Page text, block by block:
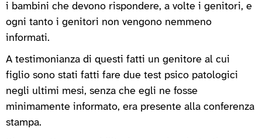
i bambini che devono rispondere, a volte i genitori, e
ogni tanto i genitori non vengono nemmeno
informati.
A testimonianza di questi fatti un genitore al cui
figlio sono stati fatti fare due test psico patologici
negli ultimi mesi, senza che egli ne fosse
minimamente informato, era presente alla conferenza
stampa.